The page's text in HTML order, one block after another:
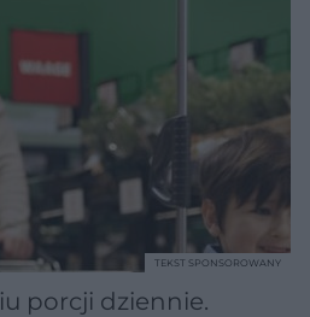
porcji dziennie.
TEKST SPONSOROWANY